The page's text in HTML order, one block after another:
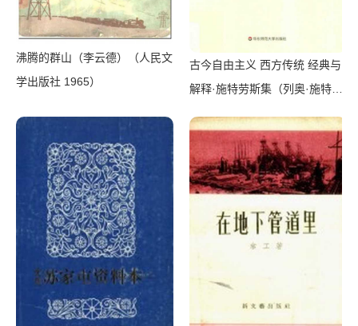
沸腾的群山（李云德）（人民文
学出版社 1965）
古今自由主义 西方传统 经典与
解释·施特劳斯集（列奥·施特劳
2019）